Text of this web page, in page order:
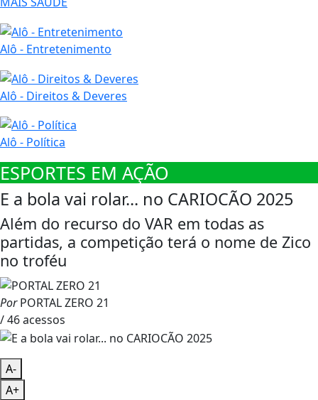
Alô - Entretenimento
Alô - Direitos & Deveres
Alô - Política
ESPORTES EM AÇÃO
E a bola vai rolar... no CARIOCÃO 2025
Além do recurso do VAR em todas as
partidas, a competição terá o nome de Zico
no troféu
PorPORTAL ZERO 21
/ 46 acessos
A-
A+